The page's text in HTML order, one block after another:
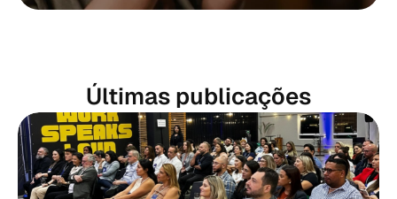
Últimas publicações